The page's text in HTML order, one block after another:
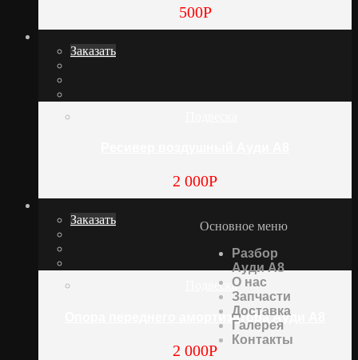
Основное меню
Разбор
Ауди А8
О нас
Запчасти
Доставка
Галерея
Контакты
500Р
Заказать
2 000Р
Заказать
Подвеска
Опора переднего амортизатора Ауди А8
2 000Р